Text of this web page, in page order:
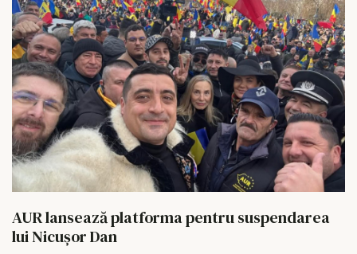
AUR lansează platforma pentru suspendarea
lui Nicușor Dan